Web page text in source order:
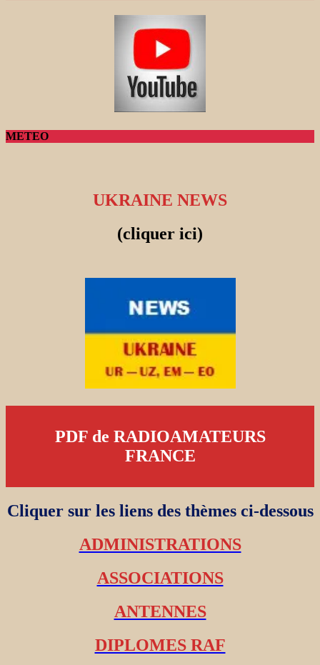
METEO
UKRAINE NEWS
(cliquer ici)
PDF de RADIOAMATEURS
FRANCE
Cliquer sur les liens des thèmes ci-dessous
ADMINISTRATIONS
ASSOCIATIONS
ANTENNES
DIPLOMES RAF